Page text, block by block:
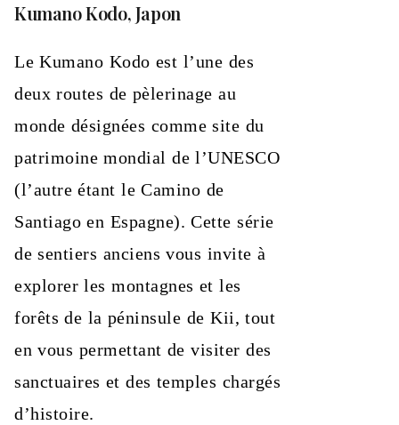
Kumano Kodo, Japon
Le Kumano Kodo est l’une des
deux routes de pèlerinage au
monde désignées comme site du
patrimoine mondial de l’UNESCO
(l’autre étant le Camino de
Santiago en Espagne). Cette série
de sentiers anciens vous invite à
explorer les montagnes et les
forêts de la péninsule de Kii, tout
en vous permettant de visiter des
sanctuaires et des temples chargés
d’histoire.